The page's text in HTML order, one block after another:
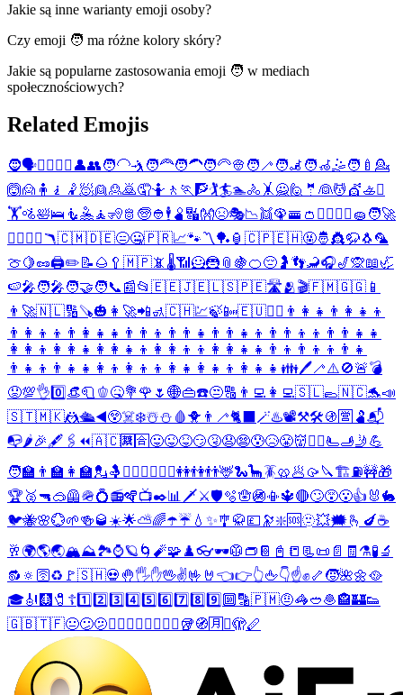
Jakie są inne warianty emoji osoby?
Czy emoji 🧑 ma różne kolory skóry?
Jakie są popularne zastosowania emoji 🧑 w mediach
społecznościowych?
Related Emojis
🧔🗣️👱‍♀️ 👱‍♂️ 👤👥🧑‍🦲🤺 🧑‍🦰🧑‍🦱🧑‍🦳👳 🧑‍🦯 🧑‍🦼 🧑‍🦽🤹🧑‍🍼 💁
🙆🙍 🧍 🧎 🤾 🧖👱🙎🙇🤦🤷 🚶 🏃 🧗🏌️🏄🏊🚴 🤸 🙅🙋 🤵 👰💆 💇🚣⛹️
🏋️🚵🛀🛌 🧜🤽🧘🧏🫅 🧓👲 🕴️ 🫄 🔣👐😣🎭📉👯🦚🚟 👛 🦸‍♂️ 🦹‍♂️ 🧽 🧑‍🚀
🦸‍♀️ 🦹‍♀️ 🪃🇨🇲🇩🇪😑🤐🇵🇷📈🐾〽️🏓 🏮 🇨🇵🇪🇭🤬🤴👸🦬🐧 🦜
🍈🍋🥜🖨️✏️ 📝 🌰 🥄 🇲🇵📵🌡️📶 🦸🦹 📎 🍇🍊😔 🤰 👣🦂🎧🎷🙊📖🦏
🍉🎤🧑‍🎤🧑‍🤝‍🧑📞 📰📂 🇪🇪🇯🇪🇱🇸🇵🇪🛣️🫂🎬🇫🇲🇬🇬 📱
👨‍🚀🇳🇱🔢🪚🎃 👩‍🚀📲🚮🇨🇭💹🍃📴🇪🇺🧜‍♂️ 👨‍👩‍👧 👨‍👩‍👧‍👦
👨‍👩‍👦‍👦 👨‍👩‍👧‍👧 👨‍👨‍👦 👨‍👨‍👧 👨‍👨‍👧‍👦 👨‍👨‍👦‍👦 👨‍👨‍👧‍👧
👩‍👩‍👦 👩‍👩‍👧 👩‍👩‍👧‍👦 👩‍👩‍👦‍👦 👩‍👩‍👧‍👧 👨‍👦 👨‍👦‍👦 👨‍👧
👨‍👧‍👦 👨‍👧‍👧 👩‍👦 👩‍👦‍👦 👩‍👧 👩‍👧‍👦 👩‍👧‍👧 👪🖊️🦯⚠️🚫🚨💣
😟💯👌 0️⃣ 👒🧻 🫑🤒💐 🌹 🌷 🌐👜☎️😒🔠 👨‍💻 👩‍💻🇸🇱🥿🇳🇨🐬📣
🇸🇹🇲🇰🤼🛳️◀️😲☠️❄️☃️⛄ 🩸🐥 👨‍🦯🐈‍⬛ 🪄♨️📽️⚒️🛠️🚯 🈺 🫃📬
📭🌶️🎉🖋️ 🖇️ ⏪🇦🇨🈲 🈴 😛😜😝😏🤧😧😨😰😥😤👹 ❤️‍🔥🫷🫸🤳 💪
🧑‍🏫 👨‍🏫 👩‍🏫 💂🤱 🧜‍♀️ 🧘‍♂️ 🧘‍♀️👭👫👬🦌🐍🦕🪳🥨🥟 🥠 🔪🏗️⛽🚧🎁
🏆 🥈 🔫🥽🦺🪖💍📻🪇📺✒️📊 🗡️ ⚔️🛡️🫧🪬🚳📳🔱🔴🙄😵😮👍 🐰 🐇
🐦🐝🌸💮🌱🍻🥃 ☀️🌟⛅🌈☂️☔ 💧 ✨🎐 🥋💷 🔭❇️🆘🫥💥🗯️🫰 🍆☕
🥂 🌍🌎🌏🏔️⛰️🏞️⌚🪐 🌀 🧨🧩 ♟️👓🕶️🥼 👝 📔 📓 📒 📃📜 📄 🧾 ⚗️🧪 🔬
🔂 🔅 🛜 ♻️ 🚩🇸🇭💀 🤚🖐️✋🖖✌️🤟 🤘 👈👉👆🖕👇☝️✊🦴 🧒🌺🌼🥘
🎓🎻 🩻 🧷 ☦️ 1️⃣ 2️⃣ 3️⃣ 4️⃣ 5️⃣ 6️⃣ 7️⃣ 8️⃣ 9️⃣ 🔟 🔡🇵🇲🤨🦓🥙🧆🏤🏰👟
🇬🇧🇹🇫😐😕🫤🤷‍♂️ 🤷‍♀️ 🤼‍♂️ 🤼‍♀️ 🥡🧭 🈷️ ㊗️🫣🪈